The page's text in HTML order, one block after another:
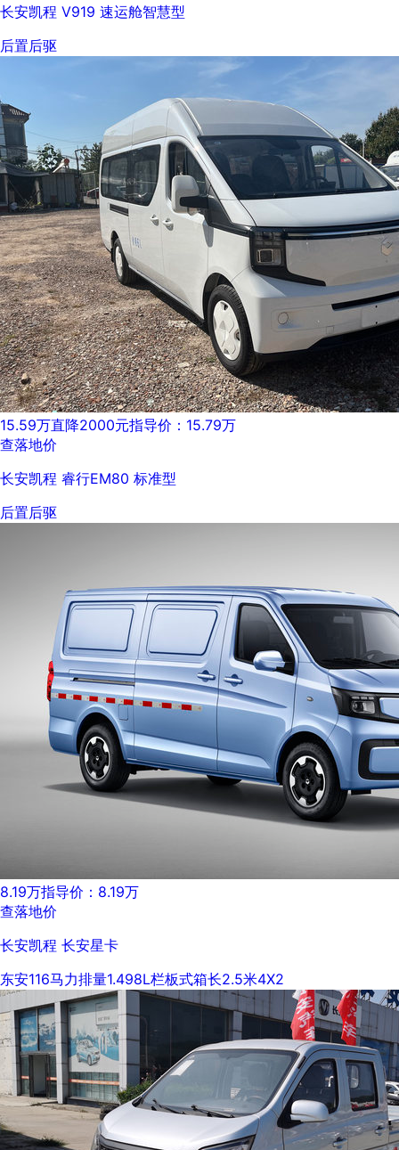
长安凯程 V919 速运舱智慧型
后置后驱
15.59万直降2000元指导价：15.79万
查落地价
长安凯程 睿行EM80 标准型
后置后驱
8.19万指导价：8.19万
查落地价
长安凯程 长安星卡
东安116马力排量1.498L栏板式箱长2.5米4X2